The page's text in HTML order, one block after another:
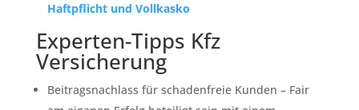
Haftpflicht und Vollkasko
Experten-Tipps Kfz
Versicherung
Beitragsnachlass für schadenfreie Kunden – Fair